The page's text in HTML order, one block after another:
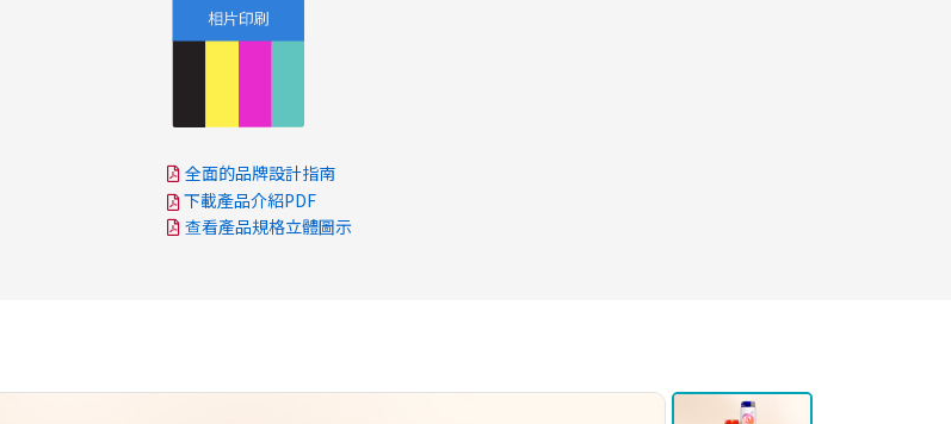
全面的品牌設計指南
下載產品介紹PDF
查看產品規格立體圖示